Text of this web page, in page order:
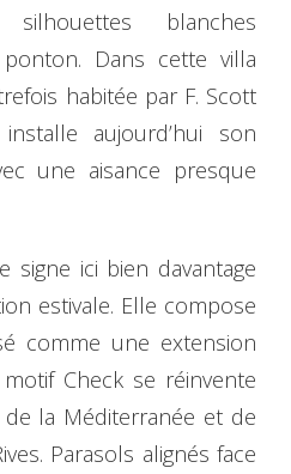
blanches
Dans cette villa
habitée par F. Scott
aujourd’hui son
une aisance presque
signe ici bien davantage
estivale. Elle compose
comme une extension
Check se réinvente
la Méditerranée et de
Parasols alignés face